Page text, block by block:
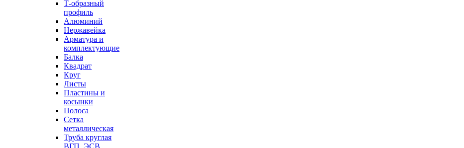
Т-образный
профиль
Алюминий
Нержавейка
Арматура и
комплектующие
Балка
Квадрат
Круг
Листы
Пластины и
косынки
Полоса
Сетка
металлическая
Труба круглая
ВГП, ЭСВ